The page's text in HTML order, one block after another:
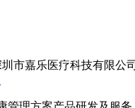
圳市嘉乐医疗科技有限公